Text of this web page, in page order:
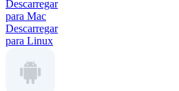
Descarregar
para Mac
Descarregar
para Linux